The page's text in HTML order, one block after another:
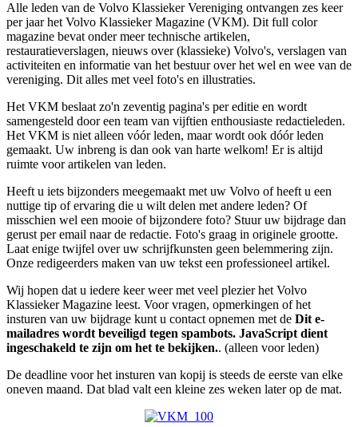
Alle leden van de Volvo Klassieker Vereniging ontvangen zes keer
per jaar het Volvo Klassieker Magazine (VKM). Dit full color
magazine bevat onder meer technische artikelen,
restauratieverslagen, nieuws over (klassieke) Volvo's, verslagen van
activiteiten en informatie van het bestuur over het wel en wee van de
vereniging. Dit alles met veel foto's en illustraties.
Het VKM beslaat zo'n zeventig pagina's per editie en wordt
samengesteld door een team van vijftien enthousiaste redactieleden.
Het VKM is niet alleen vóór leden, maar wordt ook dóór leden
gemaakt. Uw inbreng is dan ook van harte welkom! Er is altijd
ruimte voor artikelen van leden.
Heeft u iets bijzonders meegemaakt met uw Volvo of heeft u een
nuttige tip of ervaring die u wilt delen met andere leden? Of
misschien wel een mooie of bijzondere foto? Stuur uw bijdrage dan
gerust per email naar de redactie. Foto's graag in originele grootte.
Laat enige twijfel over uw schrijfkunsten geen belemmering zijn.
Onze redigeerders maken van uw tekst een professioneel artikel.
Wij hopen dat u iedere keer weer met veel plezier het Volvo
Klassieker Magazine leest. Voor vragen, opmerkingen of het
insturen van uw bijdrage kunt u contact opnemen met de Dit e-
mailadres wordt beveiligd tegen spambots. JavaScript dient
ingeschakeld te zijn om het te bekijken.. (alleen voor leden)
De deadline voor het insturen van kopij is steeds de eerste van elke
oneven maand. Dat blad valt een kleine zes weken later op de mat.